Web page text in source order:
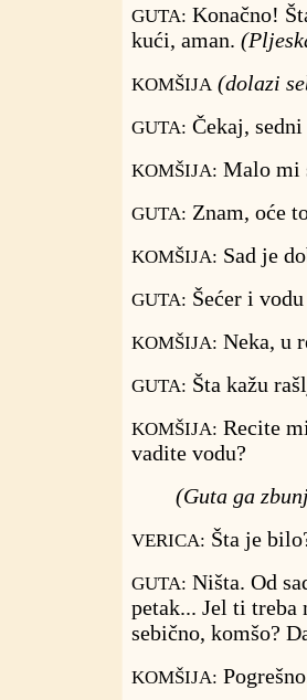
GUTA: Konačno!
kući, aman.
KOMŠIJA (dolazi
GUTA: Čekaj, sedni
KOMŠIJA: Malo mi
GUTA: Znam, oće
KOMŠIJA: Sad je
GUTA: Šećer i
KOMŠIJA: Neka, u
GUTA: Šta kažu
KOMŠIJA: Recite
vadite vodu?
(Guta ga
VERICA: Šta je
GUTA: Ništa. Od
petak... Jel ti treba
sebično, komšo?
KOMŠIJA: